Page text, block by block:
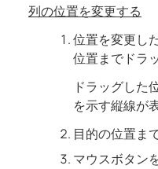
列の位置を変更する
位置を変更し
位置までドラ
ドラッグした
を示す縦線が
目的の位置ま
マウスボタン